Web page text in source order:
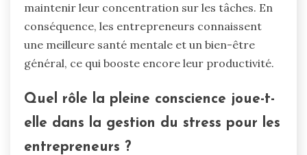
maintenir leur concentration sur les tâches. En
conséquence, les entrepreneurs connaissent
une meilleure santé mentale et un bien-être
général, ce qui booste encore leur productivité.
Quel rôle la pleine conscience joue-t-
elle dans la gestion du stress pour les
entrepreneurs ?